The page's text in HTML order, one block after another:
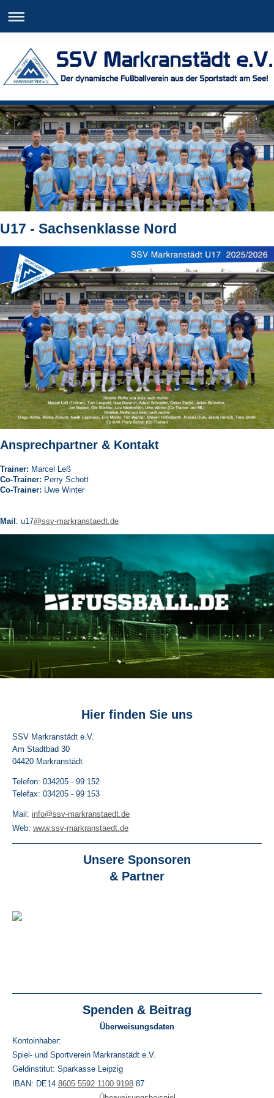
U17 - Sachsenklasse Nord
Ansprechpartner & Kontakt
Trainer: Marcel Leß
Co-Trainer: Perry Schott
Co-Trainer: Uwe Winter
Mail : u17@ssv-markranstaedt.de
Hier finden Sie uns
SSV Markranstädt e.V.
Am Stadtbad 30
04420 Markranstädt
Telefon: 034205 - 99 152
Telefax: 034205 - 99 153
Mail: info@ssv-markranstaedt.de
Web: www.ssv-markranstaedt.de
Unsere Sponsoren
& Partner
Spenden & Beitrag
Überweisungsdaten
Kontoinhaber:
Spiel- und Sportverein Markranstädt e.V.
Geldinstitut: Sparkasse Leipzig
IBAN: DE14 8605 5592 1100 9198 87